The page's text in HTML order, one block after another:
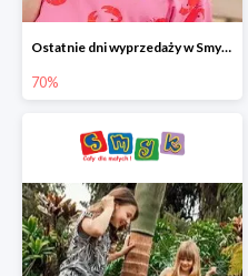
Ostatnie dni wyprzedaży w Smyku - ubrania i buty do -70%
70%